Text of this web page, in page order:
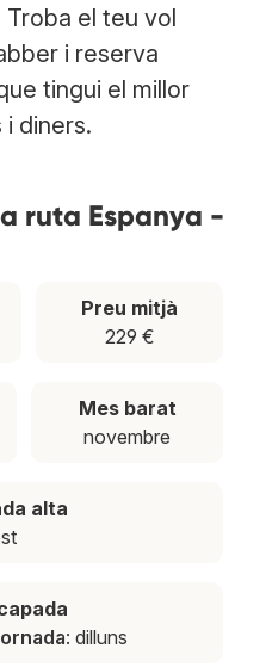
Troba el teu vol
i reserva
tingui el millor
diners.
ruta Espanya -
Preu mitjà
229 €
Mes barat
novembre
alta
: dilluns